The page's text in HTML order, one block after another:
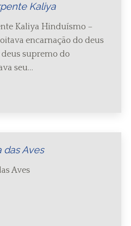
Kaliya
Kaliya Hinduísmo –
encarnação do deus
supremo do
seu…
das Aves
das Aves